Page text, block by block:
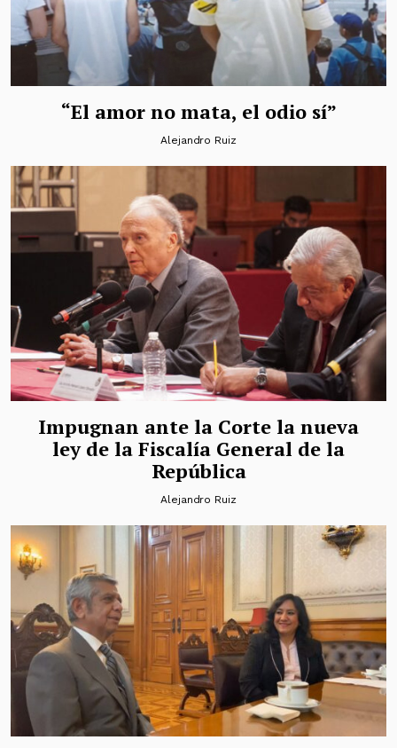
“El amor no mata, el odio sí”
Alejandro Ruiz
Impugnan ante la Corte la nueva
ley de la Fiscalía General de la
República
Alejandro Ruiz